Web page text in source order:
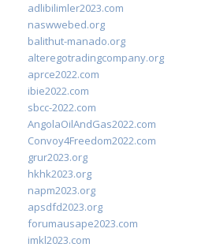
adlibilimler2023.com
naswwebed.org
balithut-manado.org
alteregotradingcompany.org
aprce2022.com
ibie2022.com
sbcc-2022.com
AngolaOilAndGas2022.com
Convoy4Freedom2022.com
grur2023.org
hkhk2023.org
napm2023.org
apsdfd2023.org
forumausape2023.com
imkl2023.com